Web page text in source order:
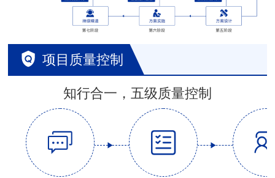
项目质量控制
知行合一，五级质量控制